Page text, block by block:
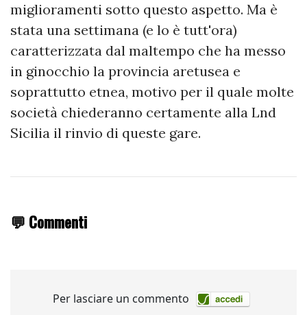
miglioramenti sotto questo aspetto. Ma è
stata una settimana (e lo è tutt'ora)
caratterizzata dal maltempo che ha messo
in ginocchio la provincia aretusea e
soprattutto etnea, motivo per il quale molte
società chiederanno certamente alla Lnd
Sicilia il rinvio di queste gare.
💬 Commenti